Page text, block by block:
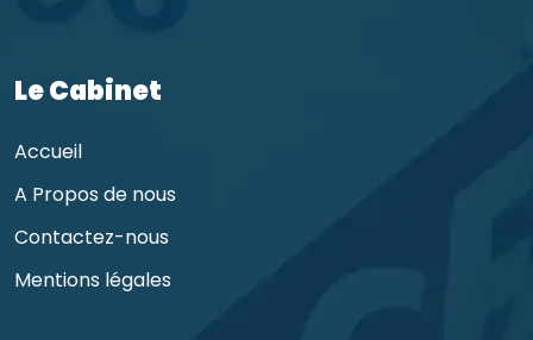
Le Cabinet
Accueil
A Propos de nous
Contactez-nous
Mentions légales